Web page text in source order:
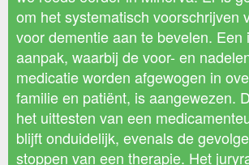
om het systematisch voorschrijven
voor dementie aan te bevelen. Een
aanpak, waarbij de voor- en
medicatie worden afgewogen in
familie en patiënt, is aangewezen.
het uittesten van een
blijft onduidelijk, evenals de
stoppen van een therapie. Het